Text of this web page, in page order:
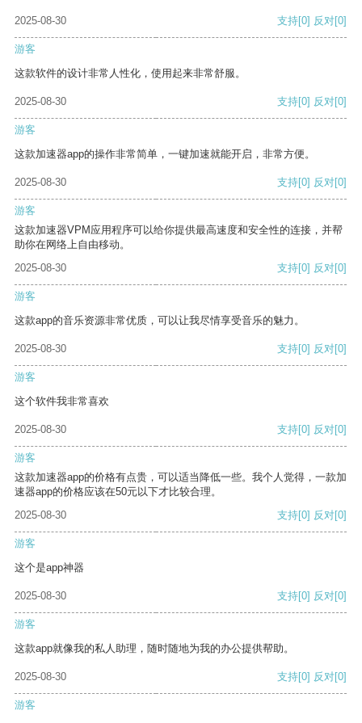
2025-08-30 支持[0] 反对[0]
游客
这款软件的设计非常人性化，使用起来非常舒服。
2025-08-30 支持[0] 反对[0]
游客
这款加速器app的操作非常简单，一键加速就能开启，非常方便。
2025-08-30 支持[0] 反对[0]
游客
这款加速器VPM应用程序可以给你提供最高速度和安全性的连接，并帮
助你在网络上自由移动。
2025-08-30
支持[0] 反对[0]
游客
这款app的音乐资源非常优质，可以让我尽情享受音乐的魅力。
2025-08-30 支持[0] 反对[0]
游客
这个软件我非常喜欢
2025-08-30 支持[0] 反对[0]
游客
这款加速器app的价格有点贵，可以适当降低一些。我个人觉得，一款加
速器app的价格应该在50元以下才比较合理。
2025-08-30
支持[0] 反对[0]
游客
这个是app神器
2025-08-30 支持[0] 反对[0]
游客
这款app就像我的私人助理，随时随地为我的办公提供帮助。
2025-08-30 支持[0] 反对[0]
游客